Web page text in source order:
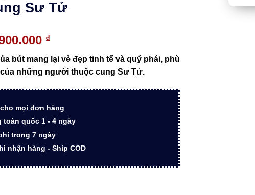
Sư Tử
₫.
₫Giá
hiện
tại
là:
3.900.000 ₫.
bút mang lại vẻ đẹp tinh tế và quý phái, phù
những người thuộc cung Sư Tử.
mọi đơn hàng
quốc 1 - 4 ngày
trong 7 ngày
nhận hàng - Ship COD
dành riêng cho cung Sư Tử số lượng